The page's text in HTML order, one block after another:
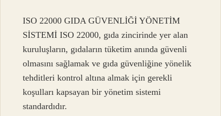
ISO 22000 GIDA GÜVENLİĞİ YÖNETİM
SİSTEMİ ISO 22000, gıda zincirinde yer alan
kuruluşların, gıdaların tüketim anında güvenli
olmasını sağlamak ve gıda güvenliğine yönelik
tehditleri kontrol altına almak için gerekli
koşulları kapsayan bir yönetim sistemi
standardıdır.